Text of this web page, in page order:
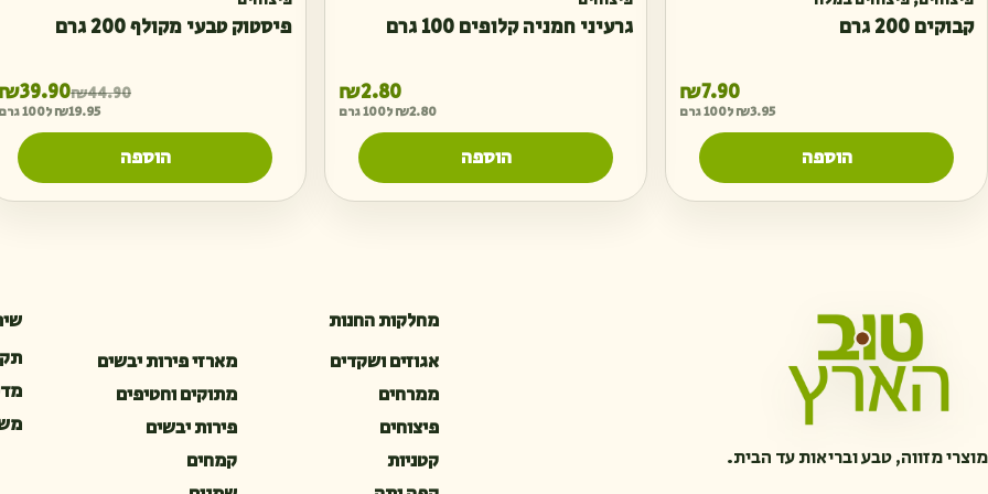
קבוקים 200 גרם
₪7.90
₪3.95 ל100 גרם
הוספה
גרעיני חמניה קלופים 100 גרם
₪2.80
₪2.80 ל100 גרם
הוספה
פיסטוק טבעי מקולף 200 גרם
₪44.90
₪39.90
₪19.95 ל100 גרם
הוספה
מוצרי מזווה, טבע ובריאות עד הבית.
מחלקות החנות
אגוזים ושקדים
מארזי פירות יבשים
ממרחים
מתוקים וחטיפים
פיצוחים
פירות יבשים
קטניות
קמחים